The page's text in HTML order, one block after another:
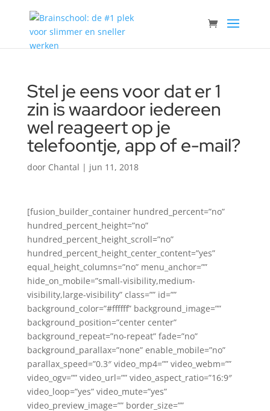
Stel je eens voor dat er 1
zin is waardoor iedereen
wel reageert op je
telefoontje, app of e-mail?
door Chantal | jun 11, 2018
[fusion_builder_container hundred_percent=”no”
hundred_percent_height=”no”
hundred_percent_height_scroll=”no”
hundred_percent_height_center_content=”yes”
equal_height_columns=”no” menu_anchor=””
hide_on_mobile=”small-visibility,medium-
visibility,large-visibility” class=”” id=””
background_color=”#ffffff” background_image=””
background_position=”center center”
background_repeat=”no-repeat” fade=”no”
background_parallax=”none” enable_mobile=”no”
parallax_speed=”0.3″ video_mp4=”” video_webm=””
video_ogv=”” video_url=”” video_aspect_ratio=”16:9″
video_loop=”yes” video_mute=”yes”
video_preview_image=”” border_size=””